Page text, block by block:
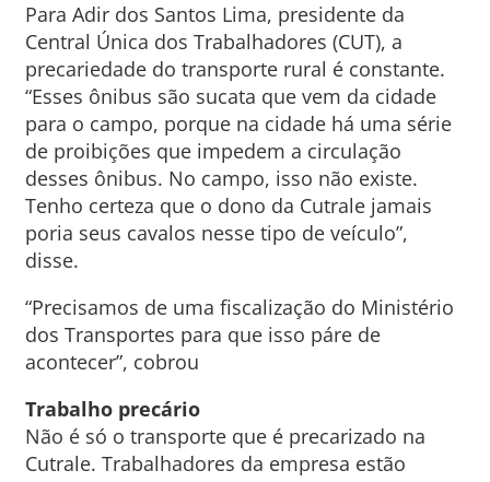
Para Adir dos Santos Lima, presidente da
Central Única dos Trabalhadores (CUT), a
precariedade do transporte rural é constante.
“Esses ônibus são sucata que vem da cidade
para o campo, porque na cidade há uma série
de proibições que impedem a circulação
desses ônibus. No campo, isso não existe.
Tenho certeza que o dono da Cutrale jamais
poria seus cavalos nesse tipo de veículo”,
disse.
“Precisamos de uma fiscalização do Ministério
dos Transportes para que isso páre de
acontecer”, cobrou
Trabalho precário
Não é só o transporte que é precarizado na
Cutrale. Trabalhadores da empresa estão